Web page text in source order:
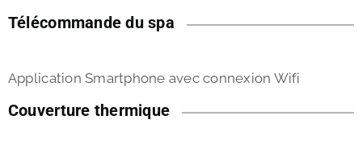
Télécommande du spa
Application Smartphone avec connexion Wifi
Couverture thermique